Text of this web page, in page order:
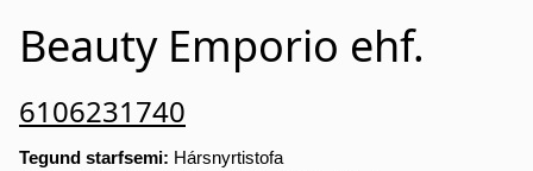
Beauty Emporio ehf.
6106231740
Tegund starfsemi: Hársnyrtistofa